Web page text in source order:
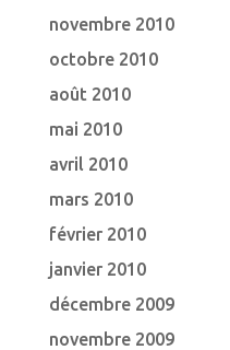
novembre 2010
octobre 2010
août 2010
mai 2010
avril 2010
mars 2010
février 2010
janvier 2010
décembre 2009
novembre 2009